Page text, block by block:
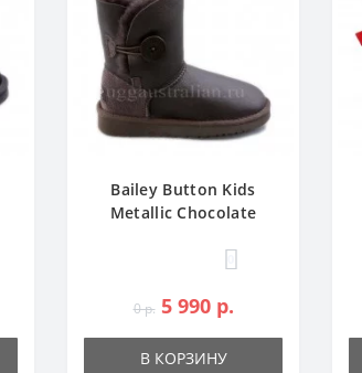
Bailey Button Kids
Metallic Chocolate
0 р. 5 990 р.
В КОРЗИНУ